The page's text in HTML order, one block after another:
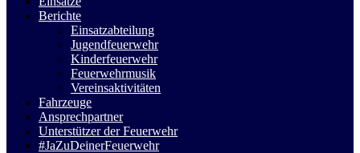
Berichte
Einsatzabteilung
Jugendfeuerwehr
Kinderfeuerwehr
Feuerwehrmusik
Vereinsaktivitäten
Fahrzeuge
Ansprechpartner
Unterstützer der Feuerwehr
#JaZuDeinerFeuerwehr